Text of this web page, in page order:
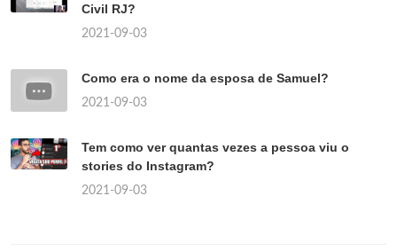
Civil RJ?
2021-09-03
Como era o nome da esposa de Samuel?
2021-09-03
Tem como ver quantas vezes a pessoa viu o
stories do Instagram?
2021-09-03